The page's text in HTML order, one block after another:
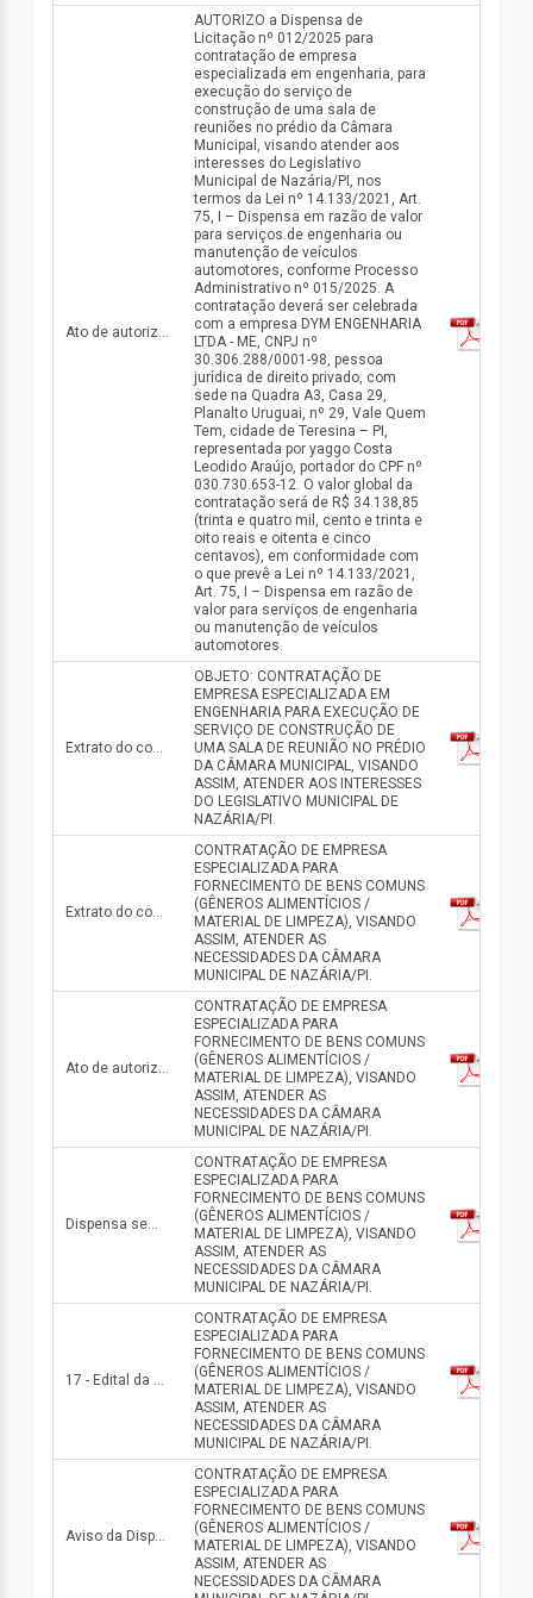
Ato de autorização da dispensa n° 012/2025
AUTORIZO a Dispensa de
Licitação nº 012/2025 para
contratação de empresa
especializada em engenharia, para
execução do serviço de
construção de uma sala de
reuniões no prédio da Câmara
Municipal, visando atender aos
interesses do Legislativo
Municipal de Nazária/PI, nos
termos da Lei nº 14.133/2021, Art.
75, I – Dispensa em razão de valor
para serviços de engenharia ou
manutenção de veículos
automotores, conforme Processo
Administrativo nº 015/2025. A
contratação deverá ser celebrada
com a empresa DYM ENGENHARIA
LTDA - ME, CNPJ nº
30.306.288/0001-98, pessoa
jurídica de direito privado, com
sede na Quadra A3, Casa 29,
Planalto Uruguai, nº 29, Vale Quem
Tem, cidade de Teresina – PI,
representada por yaggo Costa
Leodido Araújo, portador do CPF nº
030.730.653-12. O valor global da
contratação será de R$ 34.138,85
(trinta e quatro mil, cento e trinta e
oito reais e oitenta e cinco
centavos), em conformidade com
o que prevê a Lei nº 14.133/2021,
Art. 75, I – Dispensa em razão de
valor para serviços de engenharia
ou manutenção de veículos
automotores.
Extrato do contrato n° 0819.01/2025
OBJETO: CONTRATAÇÃO DE
EMPRESA ESPECIALIZADA EM
ENGENHARIA PARA EXECUÇÃO DE
SERVIÇO DE CONSTRUÇÃO DE
UMA SALA DE REUNIÃO NO PRÉDIO
DA CÂMARA MUNICIPAL, VISANDO
ASSIM, ATENDER AOS INTERESSES
DO LEGISLATIVO MUNICIPAL DE
NAZÁRIA/PI.
Extrato do contrato n° 0721.01/2025
CONTRATAÇÃO DE EMPRESA
ESPECIALIZADA PARA
FORNECIMENTO DE BENS COMUNS
(GÊNEROS ALIMENTÍCIOS /
MATERIAL DE LIMPEZA), VISANDO
ASSIM, ATENDER AS
NECESSIDADES DA CÂMARA
MUNICIPAL DE NAZÁRIA/PI.
Ato de autorização da dispensa n° 011/2025
CONTRATAÇÃO DE EMPRESA
ESPECIALIZADA PARA
FORNECIMENTO DE BENS COMUNS
(GÊNEROS ALIMENTÍCIOS /
MATERIAL DE LIMPEZA), VISANDO
ASSIM, ATENDER AS
NECESSIDADES DA CÂMARA
MUNICIPAL DE NAZÁRIA/PI.
Dispensa sem Disputa No 011/2025
CONTRATAÇÃO DE EMPRESA
ESPECIALIZADA PARA
FORNECIMENTO DE BENS COMUNS
(GÊNEROS ALIMENTÍCIOS /
MATERIAL DE LIMPEZA), VISANDO
ASSIM, ATENDER AS
NECESSIDADES DA CÂMARA
MUNICIPAL DE NAZÁRIA/PI.
17 - Edital da Dispensa n° 011.2025
CONTRATAÇÃO DE EMPRESA
ESPECIALIZADA PARA
FORNECIMENTO DE BENS COMUNS
(GÊNEROS ALIMENTÍCIOS /
MATERIAL DE LIMPEZA), VISANDO
ASSIM, ATENDER AS
NECESSIDADES DA CÂMARA
MUNICIPAL DE NAZÁRIA/PI.
Aviso da Dispensa n° 011/2025
CONTRATAÇÃO DE EMPRESA
ESPECIALIZADA PARA
FORNECIMENTO DE BENS COMUNS
(GÊNEROS ALIMENTÍCIOS /
MATERIAL DE LIMPEZA), VISANDO
ASSIM, ATENDER AS
NECESSIDADES DA CÂMARA